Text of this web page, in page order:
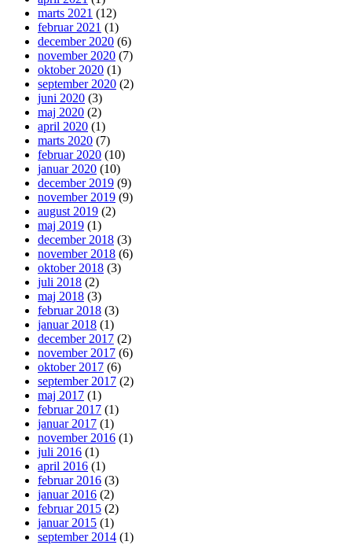
marts 2021 (12)
februar 2021 (1)
december 2020 (6)
november 2020 (7)
oktober 2020 (1)
september 2020 (2)
juni 2020 (3)
maj 2020 (2)
april 2020 (1)
marts 2020 (7)
februar 2020 (10)
januar 2020 (10)
december 2019 (9)
november 2019 (9)
august 2019 (2)
maj 2019 (1)
december 2018 (3)
november 2018 (6)
oktober 2018 (3)
juli 2018 (2)
maj 2018 (3)
februar 2018 (3)
januar 2018 (1)
december 2017 (2)
november 2017 (6)
oktober 2017 (6)
september 2017 (2)
maj 2017 (1)
februar 2017 (1)
januar 2017 (1)
november 2016 (1)
juli 2016 (1)
april 2016 (1)
februar 2016 (3)
januar 2016 (2)
februar 2015 (2)
januar 2015 (1)
september 2014 (1)